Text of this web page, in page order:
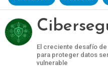
El creciente desafío
para proteger datos
vulnerable